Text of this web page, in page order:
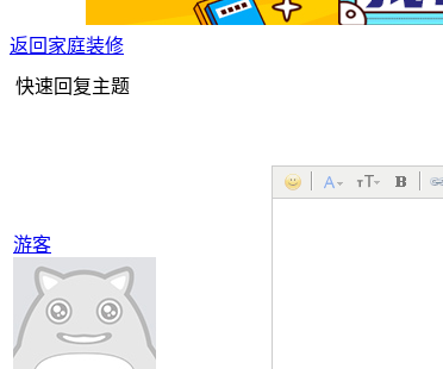
返回家庭装修
快速回复主题
游客